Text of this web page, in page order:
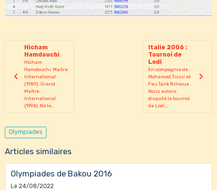
Hicham
Hamdouchi
Hicham
Hamdouchi. Maitre
International
(1989). Grand
Maître
International
(1994). Né le...
Italie 2006 :
Tournoi de
Lodi
En compagnie de
Mohamed Tissir et
Feu Tarik Rrhioua .
Nous avions
disputé le tournoi
de Lodi....
Olympiades
Articles similaires
Olympiades de Bakou 2016
Le 24/08/2022